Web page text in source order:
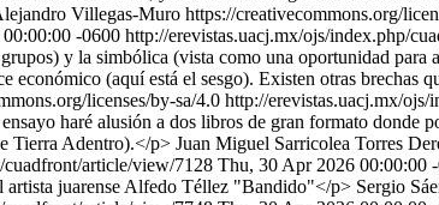
Villegas-Muro https://creativecommons.org/
-0600 http://erevistas.uacj.mx/ojs/index.php/
y la simbólica (vista como una oportunidad para
(aquí está el sesgo). Existen otras brechas
licenses/by-sa/4.0 http://erevistas.uacj.mx/
haré alusión a dos libros de gran formato donde
Tierra Adentro).</p> Juan Miguel Sarricolea Torres
article/view/7128 Thu, 30 Apr 2026 00:00:00
artista juarense Alfedo Téllez "Bandido"</p> Sergio